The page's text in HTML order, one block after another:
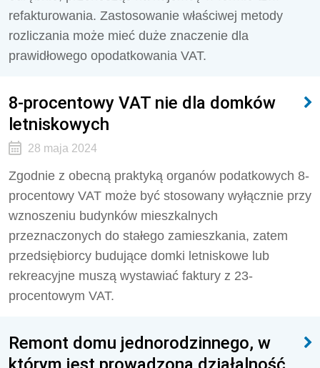
refakturowania. Zastosowanie właściwej metody
rozliczania może mieć duże znaczenie dla
prawidłowego opodatkowania VAT.
8-procentowy VAT nie dla domków
letniskowych
28 maja 2024
Zgodnie z obecną praktyką organów podatkowych 8-
procentowy VAT może być stosowany wyłącznie przy
wznoszeniu budynków mieszkalnych
przeznaczonych do stałego zamieszkania, zatem
przedsiębiorcy budujące domki letniskowe lub
rekreacyjne muszą wystawiać faktury z 23-
procentowym VAT.
Remont domu jednorodzinnego, w